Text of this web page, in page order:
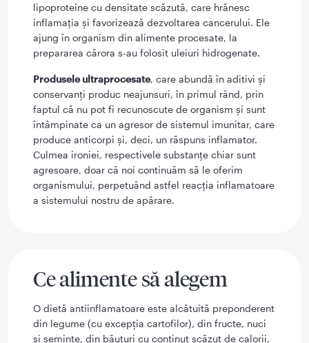
lipoproteine cu densitate scăzută, care hrănesc
inflamația și favorizează dezvoltarea cancerului. Ele
ajung în organism din alimente procesate, la
prepararea cărora s-au folosit uleiuri hidrogenate.
Produsele ultraprocesate, care abundă în aditivi și
conservanți produc neajunsuri, în primul rând, prin
faptul că nu pot fi recunoscute de organism și sunt
întâmpinate ca un agresor de sistemul imunitar, care
produce anticorpi și, deci, un răspuns inflamator.
Culmea ironiei, respectivele substanțe chiar sunt
agresoare, doar că noi continuăm să le oferim
organismului, perpetuând astfel reacția inflamatoare
a sistemului nostru de apărare.
Ce alimente să alegem
O dietă antiinflamatoare este alcătuită preponderent
din legume (cu excepția cartofilor), din fructe, nuci
și semințe, din băuturi cu conținut scăzut de calorii,